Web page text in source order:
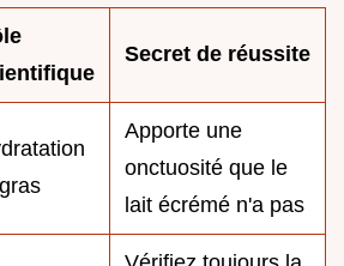
Secret de réussite
Apporte une
onctuosité que le
lait écrémé n'a pas